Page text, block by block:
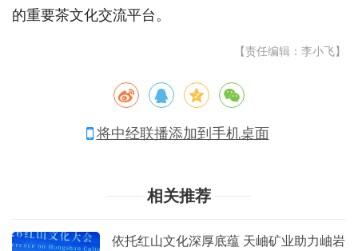
的重要茶文化交流平台。
【责任编辑：李小飞】
将中经联播添加到手机桌面
相关推荐
依托红山文化深厚底蕴 天岫矿业助力岫岩